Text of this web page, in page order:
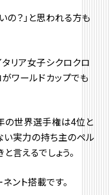
の？」と思われる方も
リア女子シクロクロ
ワールドカップでも
の世界選手権は4位と
い実力の持ち主のペル
言えるでしょう。
ント搭載です。